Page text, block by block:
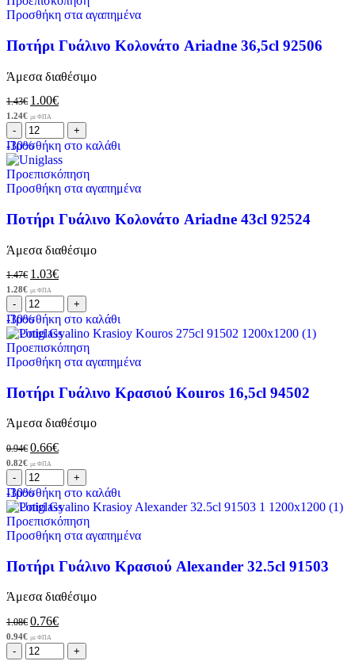
-30%
Προσθήκη στα αγαπημένα
Ποτήρι Γυάλινο Κολονάτο Ariadne 36,5cl 92506
Άμεσα διαθέσιμο
1.43€ 1.00€
1.24€ με ΦΠΑ
Προσθήκη στο καλάθι
-30%
Προεπισκόπηση
Προσθήκη στα αγαπημένα
Ποτήρι Γυάλινο Κολονάτο Ariadne 43cl 92524
Άμεσα διαθέσιμο
1.47€ 1.03€
1.28€ με ΦΠΑ
Προσθήκη στο καλάθι
-30%
Προεπισκόπηση
Προσθήκη στα αγαπημένα
Ποτήρι Γυάλινο Κρασιού Kouros 16,5cl 94502
Άμεσα διαθέσιμο
0.94€ 0.66€
0.82€ με ΦΠΑ
Προσθήκη στο καλάθι
Προεπισκόπηση
Προσθήκη στα αγαπημένα
Ποτήρι Γυάλινο Κρασιού Alexander 32.5cl 91503
Άμεσα διαθέσιμο
1.08€ 0.76€
0.94€ με ΦΠΑ